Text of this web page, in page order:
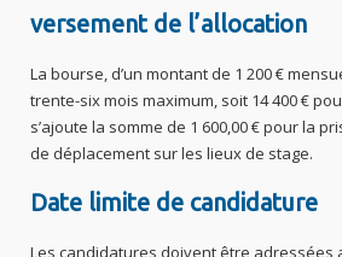
versement de l’allocation
La bourse, d’un montant de 1 200 €
trente-six mois maximum, soit 14 400 €
s’ajoute la somme de 1 600,00 € pour la
de déplacement sur les lieux de stage.
Date limite de candidature
Les candidatures doivent être adressées